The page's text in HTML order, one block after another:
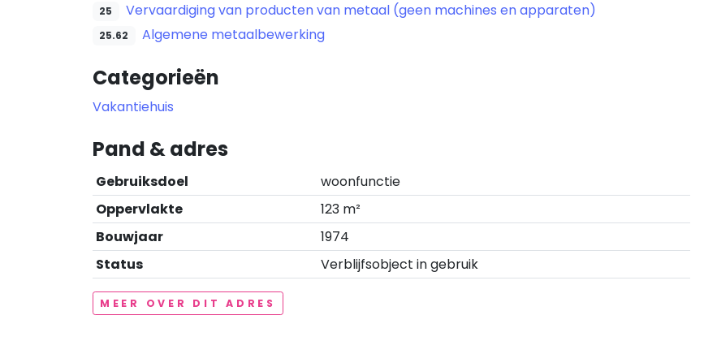
25 Vervaardiging van producten van metaal (geen machines en apparaten)
25.62 Algemene metaalbewerking
Categorieën
Vakantiehuis
Pand & adres
Gebruiksdoel
woonfunctie
Oppervlakte
123 m²
Bouwjaar
1974
Status
Verblijfsobject in gebruik
MEER OVER DIT ADRES